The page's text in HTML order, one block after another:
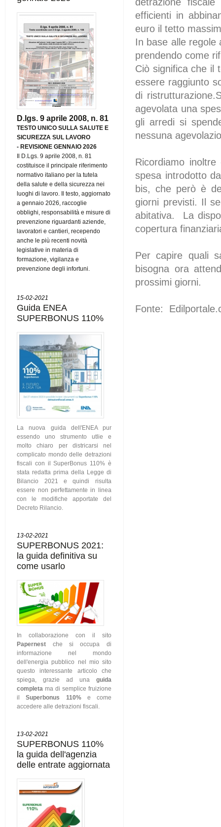
D.lgs. 9 aprile 2008, n. 81
TESTO UNICO SULLA SALUTE E
SICUREZZA SUL LAVORO
-REVISIONE GENNAIO 2026
Il D.Lgs. 9 aprile 2008, n. 81
costituisce il principale riferimento
normativo italiano per la tutela
della salute e della sicurezza nei
luoghi di lavoro. Il testo, aggiornato
a gennaio 2026, raccoglie
obblighi, responsabilità e misure di
prevenzione riguardanti aziende,
lavoratori e cantieri, recependo
anche le più recenti novità
legislative in materia di
formazione, vigilanza e
prevenzione degli infortuni.
15-02-2021
Guida ENEA
SUPERBONUS 110%
La nuova guida dell'ENEA pur
essendo uno strumento utlie e
molto chiaro per districarsi nel
complicato mondo delle detrazioni
fiscali con il SuperBonus 110% è
stata redatta prima della Legge di
Bilancio 2021 e quindi risulta
essere non perfettamente in linea
con le modifiche apportate del
Decreto Rilancio.
13-02-2021
SUPERBONUS 2021:
la guida definitiva su
come usarlo
In collaborazione con il sito
Papernest che si occupa di
informazione nel mondo
dell'energia pubblico nel mio sito
questo interessante articolo che
spiega, grazie ad una guida
completa ma di semplice fruizione
ilSuperbonus 110%e come
accedere alle detrazioni fiscali.
13-02-2021
SUPERBONUS 110%
la guida dell'agenzia
delle entrate aggiornata
efficienti in
euro il tetto
In base alle regole
prendendo come
Ciò significa che il
essere raggiunto
di
agevolata una
gli arredi si
nessuna
Ricordiamo
spesa introdotto
bis, che però è
giorni previsti. Il
abitativa. La
copertura
Per capire quali
bisogna ora
prossimi giorni.
Fonte: